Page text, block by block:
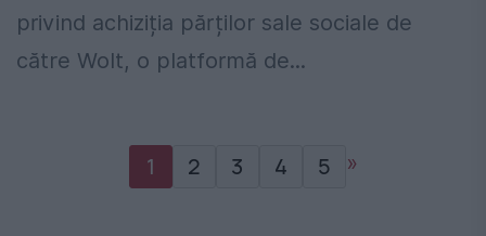
privind achiziția părților sale sociale de
către Wolt, o platformă de...
1 2 3 4 5 »